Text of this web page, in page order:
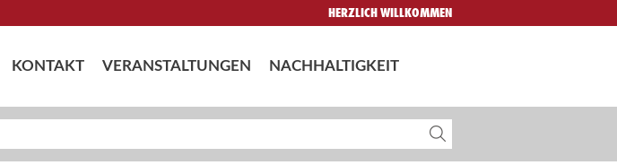
HERZLICH WILLKOMMEN
KONTAKT VERANSTALTUNGEN NACHHALTIGKEIT